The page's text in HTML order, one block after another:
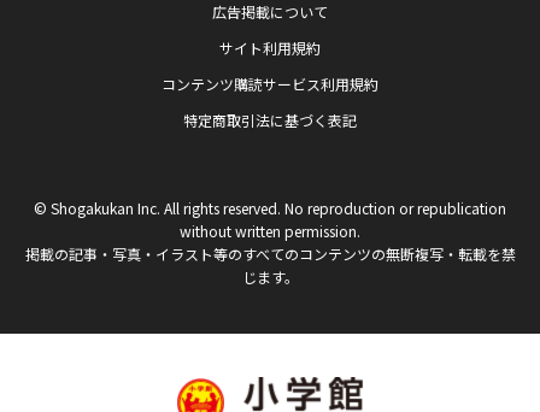
広告掲載について
サイト利用規約
コンテンツ購読サービス利用規約
特定商取引法に基づく表記
© Shogakukan Inc. All rights reserved. No reproduction or republication
without written permission.
掲載の記事・写真・イラスト等のすべてのコンテンツの無断複写・転載を禁
じます。